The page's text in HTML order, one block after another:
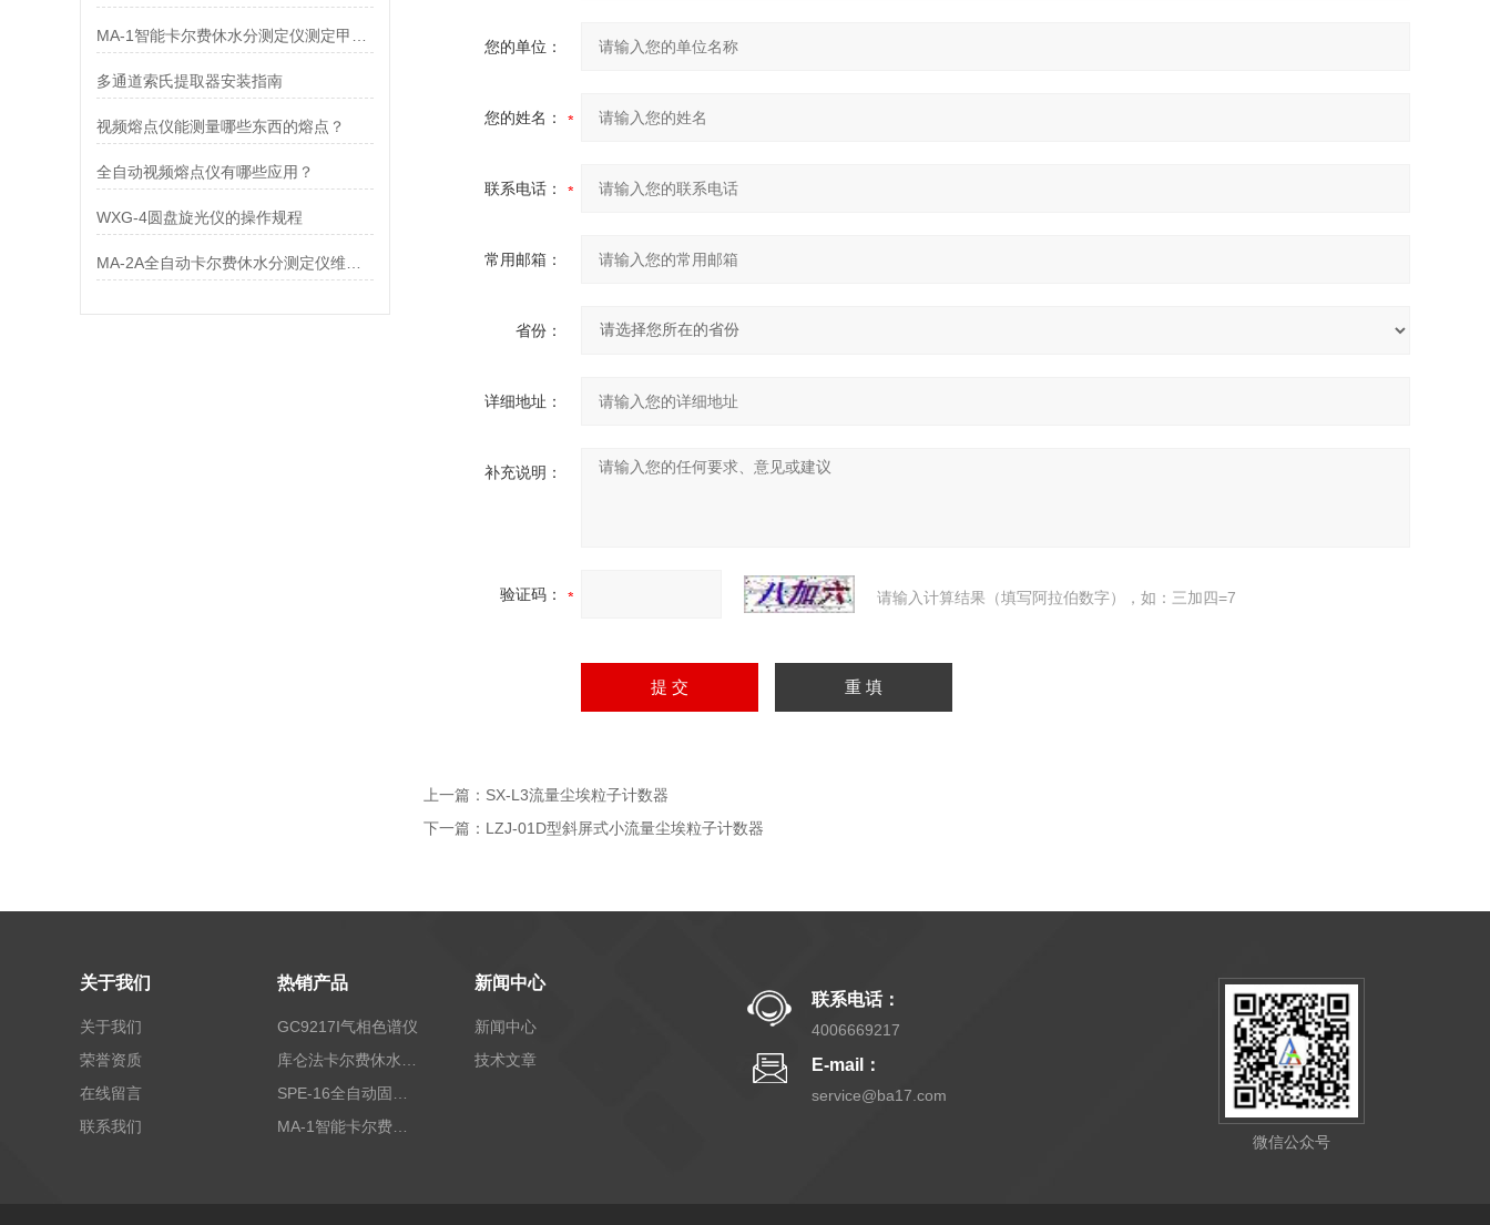
多通道索氏提取器安装指南
视频熔点仪能测量哪些东西的熔点？
全自动视频熔点仪有哪些应用？
WXG-4圆盘旋光仪的操作规程
您的单位：
您的姓名：
联系电话：
常用邮箱：
省份：
详细地址：
补充说明：
验证码： 请输入计算结果（填写阿拉伯数字），如：三加四=7
上一篇： SX-L3流量尘埃粒子计数器
下一篇： LZJ-01D型斜屏式小流量尘埃粒子计数器
关于我们
关于我们
荣誉资质
在线留言
联系我们
热销产品
GC9217I气相色谱仪
新闻中心
新闻中心
技术文章
联系电话：
4006669217
E-mail：
service@ba17.com
微信公众号